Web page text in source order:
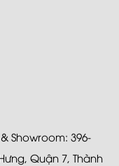
Showroom: 396-
Quận 7, Thành